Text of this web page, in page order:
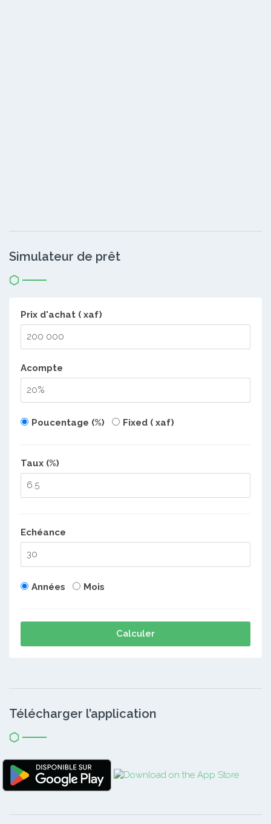
Simulateur de prêt
Prix d'achat ( xaf)
Acompte
Poucentage (%) Fixed ( xaf)
Taux (%)
Echéance
Années Mois
Calculer
Télécharger l’application